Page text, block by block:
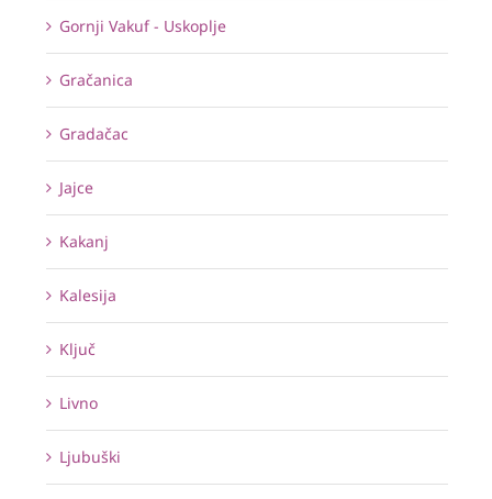
Gornji Vakuf - Uskoplje
Gračanica
Gradačac
Jajce
Kakanj
Kalesija
Ključ
Livno
Ljubuški